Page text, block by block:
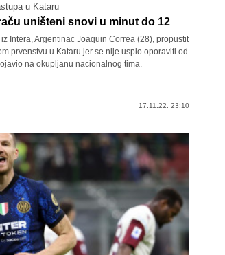
u Kataru
uništeni snovi u minut do 12
Intera, Argentinac Joaquin Correa (28), propustit
prvenstvu u Kataru jer se nije uspio oporaviti od
na okupljanu nacionalnog tima.
17.11.22. 23:10